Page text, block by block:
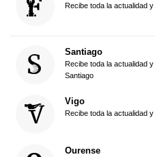
Recibe toda la actualidad
Santiago
Recibe toda la actualidad
Santiago
Vigo
Recibe toda la actualidad
Ourense